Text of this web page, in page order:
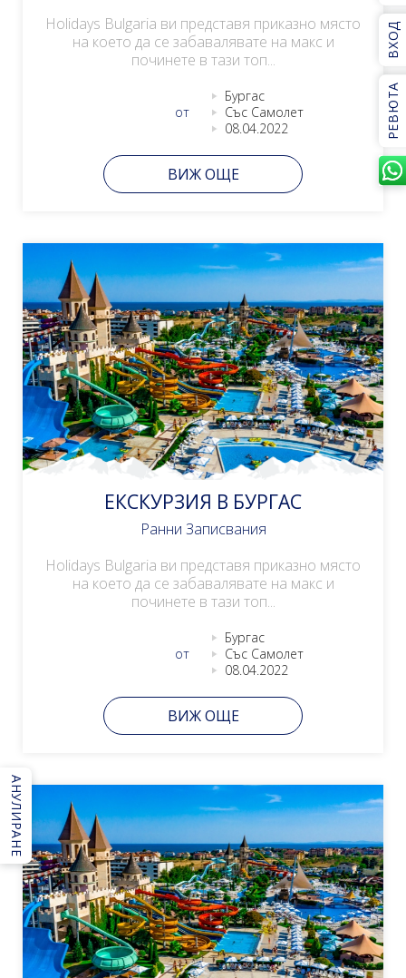
Holidays Bulgaria ви представя приказно място
на което да се забавалявате на макс и
починете в тази топ...
от
Бургас
Със Самолет
08.04.2022
ВИЖ ОЩЕ
ЕКСКУРЗИЯ В БУРГАС
Ранни Записвания
Holidays Bulgaria ви представя приказно място
на което да се забавалявате на макс и
починете в тази топ...
от
Бургас
Със Самолет
08.04.2022
ВИЖ ОЩЕ
ВХОД
РЕВЮТА
АНУЛИРАНЕ